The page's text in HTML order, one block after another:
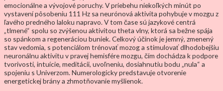
emocionálne a vývojové poruchy. V priebehu niekoľkých minút po
vystavení pôsobeniu 111 Hz sa neurónová aktivita pohybuje v mozgu z
ľavého predného laloku napravo. V tom čase sú jazykové centrá
„tlmené“ spolu so zvýšenou aktivitou theta vlny, ktorá sa bežne spája
so spánkom a regeneráciou buniek. Celkový účinok je jemný, zmenený
stav vedomia, s potenciálom trénovať mozog a stimulovať dlhodobejšiu
neuronálnu aktivitu v pravej hemisfére mozgu, čím dochádza k podpore
tvorivosti, intuície, meditácii, uvoľneniu, dosiahnutiu bodu „nula“ a
spojeniu s Univerzom. Numerologicky predstavuje otvorenie
energetickej brány a zhmotňovanie myšlienok.